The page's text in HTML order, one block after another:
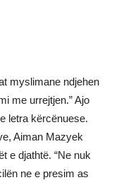
myslimane ndjehen
me urrejtjen.” Ajo
letra kërcënuese.
Aiman Mazyek
e djathtë. “Ne nuk
ne e presim as